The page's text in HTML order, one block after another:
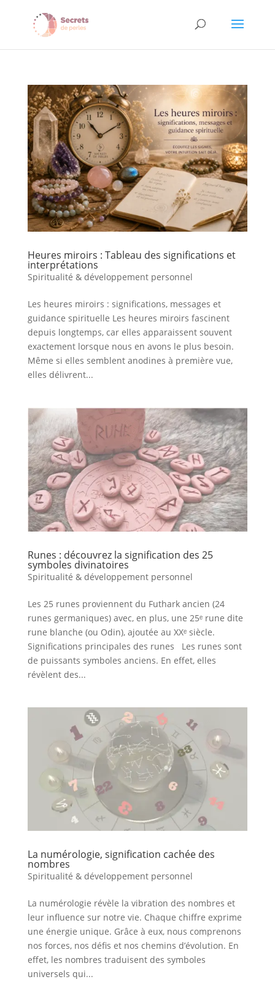
Heures miroirs : Tableau des significations et
interprétations
Spiritualité & développement personnel
Les heures miroirs : significations, messages et
guidance spirituelle Les heures miroirs fascinent
depuis longtemps, car elles apparaissent souvent
exactement lorsque nous en avons le plus besoin.
Même si elles semblent anodines à première vue,
elles délivrent...
Runes : découvrez la signification des 25
symboles divinatoires
Spiritualité & développement personnel
Les 25 runes proviennent du Futhark ancien (24
runes germaniques) avec, en plus, une 25ᵉ rune dite
rune blanche (ou Odin), ajoutée au XXᵉ siècle.
Significations principales des runes Les runes sont
de puissants symboles anciens. En effet, elles
révèlent des...
La numérologie, signification cachée des
nombres
Spiritualité & développement personnel
La numérologie révèle la vibration des nombres et
leur influence sur notre vie. Chaque chiffre exprime
une énergie unique. Grâce à eux, nous comprenons
nos forces, nos défis et nos chemins d’évolution. En
effet, les nombres traduisent des symboles
universels qui...